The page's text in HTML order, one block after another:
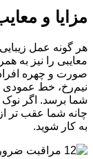
مزایا و
هر گونه عمل
معایبی را نیز به
صورت و چهره
نیم‌رخ، خط عمودی
شما برسد. اگر نوک
چانه شما عقب تر
به کار شوید.